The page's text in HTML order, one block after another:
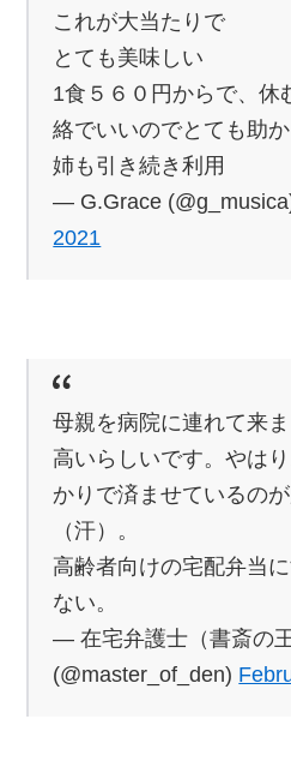
これが大当たりで
とても美味しい
1食５６０円からで、休
絡でいいのでとても助
姉も引き続き利用
— G.Grace
2021
母親を病院に連れて来
高いらしいです。やは
かりで済ませているの
（汗）。
高齢者向けの宅配弁当
ない。
— 在宅弁護士（書斎の王
(@master_of_den)